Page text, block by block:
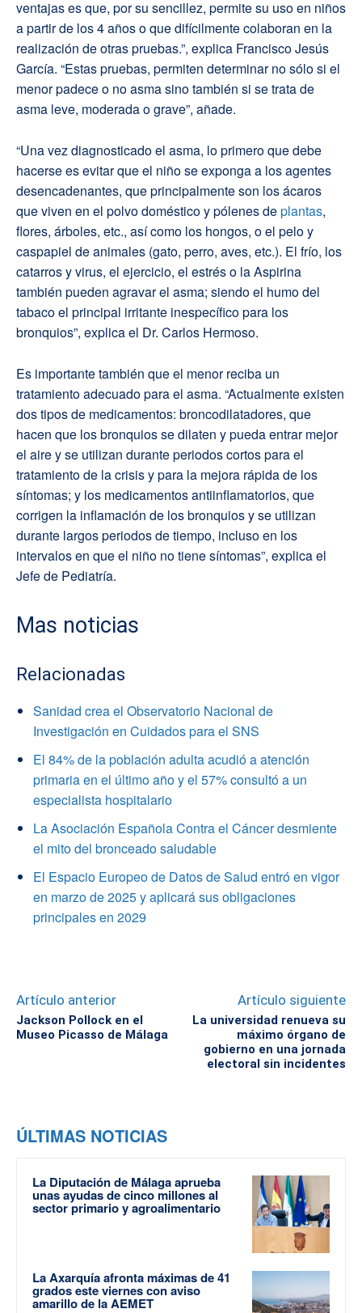
ventajas es que, por su sencillez, permite su uso en niños
a partir de los 4 años o que difícilmente colaboran en la
realización de otras pruebas.”, explica Francisco Jesús
García. “Estas pruebas, permiten determinar no sólo si el
menor padece o no asma sino también si se trata de
asma leve, moderada o grave”, añade.
“Una vez diagnosticado el asma, lo primero que debe
hacerse es evitar que el niño se exponga a los agentes
desencadenantes, que principalmente son los ácaros
que viven en el polvo doméstico y pólenes deplantas,
flores, árboles, etc., así como los hongos, o el pelo y
caspapiel de animales (gato, perro, aves, etc.). El frío, los
catarros y virus, el ejercicio, el estrés o la Aspirina
también pueden agravar el asma; siendo el humo del
tabaco el principal irritante inespecífico para los
bronquios”, explica el Dr. Carlos Hermoso.
Es importante también que el menor reciba un
tratamiento adecuado para el asma. “Actualmente existen
dos tipos de medicamentos: broncodilatadores, que
hacen que los bronquios se dilaten y pueda entrar mejor
el aire y se utilizan durante periodos cortos para el
tratamiento de la crisis y para la mejora rápida de los
síntomas; y los medicamentos antiinflamatorios, que
corrigen la inflamación de los bronquios y se utilizan
durante largos periodos de tiempo, incluso en los
intervalos en que el niño no tiene síntomas”, explica el
Jefe de Pediatría.
Mas noticias
Relacionadas
Sanidad crea el Observatorio Nacional de
Investigación en Cuidados para el SNS
El 84% de la población adulta acudió a atención
primaria en el último año y el 57% consultó a un
especialista hospitalario
La Asociación Española Contra el Cáncer desmiente
el mito del bronceado saludable
El Espacio Europeo de Datos de Salud entró en vigor
en marzo de 2025 y aplicará sus obligaciones
principales en 2029
Artículo anterior
Jackson Pollock en el
Museo Picasso de Málaga
Artículo siguiente
La universidad renueva su
máximo órgano de
gobierno en una jornada
electoral sin incidentes
ÚLTIMAS NOTICIAS
La Diputación de Málaga aprueba
unas ayudas de cinco millones al
sector primario y agroalimentario
La Axarquía afronta máximas de 41
grados este viernes con aviso
amarillo de la AEMET